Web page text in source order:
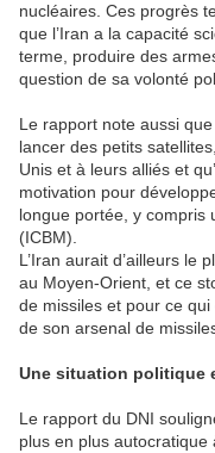
nucléaires. Ces progrès
que l’Iran a la capacité
terme, produire des
question de sa volonté
Le rapport note aussi
lancer des petits
Unis et à leurs alliés et
motivation pour
longue portée, y compris
(ICBM).
L’Iran aurait d’ailleurs le
au Moyen-Orient, et ce
de missiles et pour ce
de son arsenal de
Une situation politique
Le rapport du DNI
plus en plus autocratique